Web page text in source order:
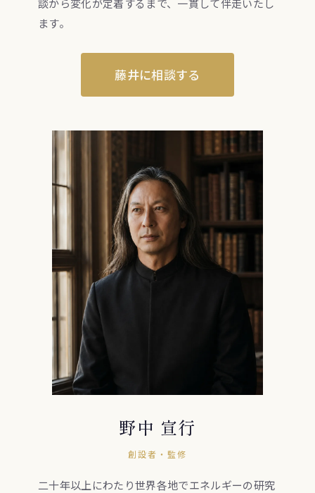
談から変化が定着するまで、一貫して伴走いたし
ます。
藤井に相談する
野中 宣行
創設者・監修
二十年以上にわたり世界各地でエネルギーの研究